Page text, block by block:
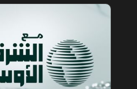
مع الشرق الأوسط